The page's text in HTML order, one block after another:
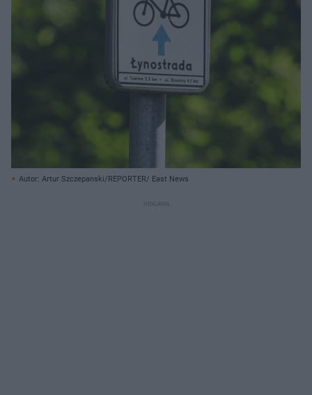
Autor: Artur Szczepanski/REPORTER/ East News